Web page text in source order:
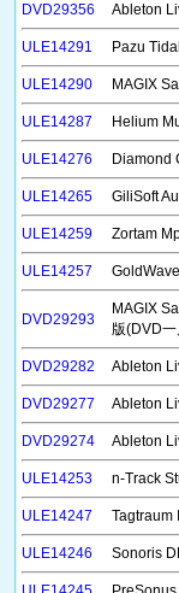
DVD29356 Ableton
ULE14291 Pazu
ULE14290 MAGIX
ULE14287 Helium
ULE14276 Diamond
ULE14265 GiliSoft
ULE14259 Zortam
ULE14257
DVD29293
MAGIX
版(DVD
DVD29282 Ableton
DVD29277 Ableton
DVD29274 Ableton
ULE14253 n-Track
ULE14247 Tagtraum
ULE14246 Sonoris